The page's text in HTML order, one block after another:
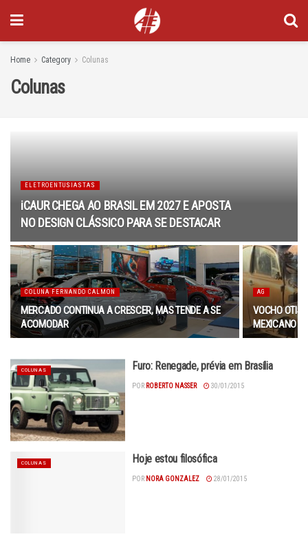
Home Category Colunas
Colunas
ELETROENTUSIASTAS
iCAUR CHEGA AO BRASIL EM 2027 E APOSTA
NO DESIGN CLÁSSICO PARA SE DESTACAR
COLUNA FERNANDO CALMON
MERCADO CONTINUA A CRESCER, MAS TENDE A SE
ACOMODAR
AG
VOCHO OTIS
MEXICANO
COLUNAS Furo: Renegade, prévia em Brasília
POR ROBERTO NASSER 30/01/2015
COLUNAS Hoje estou filosófica
POR NORA GONZALEZ 28/01/2015